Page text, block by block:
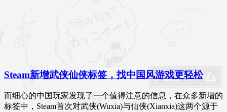
Steam新增武侠仙侠标签，找中国风游戏更轻松
而细心的中国玩家发现了一个值得注意的信息，在众多新增的
标签中，Steam首次对武侠(Wuxia)与仙侠(Xianxia)这两个源于